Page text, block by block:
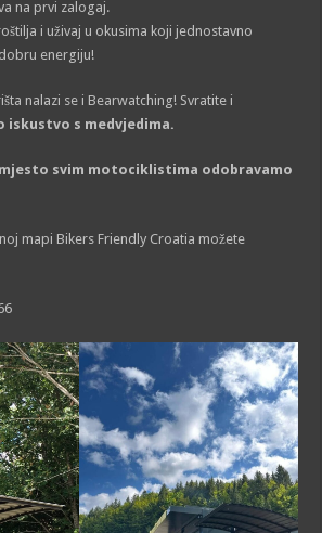
na prvi zalogaj.
i uživaj u okusima koji jednostavno
energiju!
nalazi se i Bearwatching! Svratite i
iskustvo s medvjedima.
mjesto svim motociklistima odobravamo
mapi Bikers Friendly Croatia možete